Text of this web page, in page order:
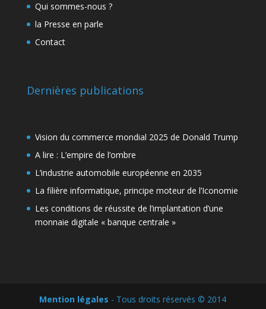
Qui sommes-nous ?
la Presse en parle
Contact
Dernières publications
Vision du commerce mondial 2025 de Donald Trump
A lire : L’empire de l’ombre
L’industrie automobile européenne en 2035
La filière informatique, principe moteur de l’Iconomie
Les conditions de réussite de l’implantation d’une
monnaie digitale « banque centrale »
Mention légales - Tous droits réservés © 2014